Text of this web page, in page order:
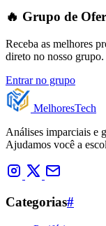
🔥 Grupo de
Receba as melhores
direto no nosso grupo.
Entrar no grupo
MelhoresTech
Análises imparciais e
Ajudamos você a
Categorias#